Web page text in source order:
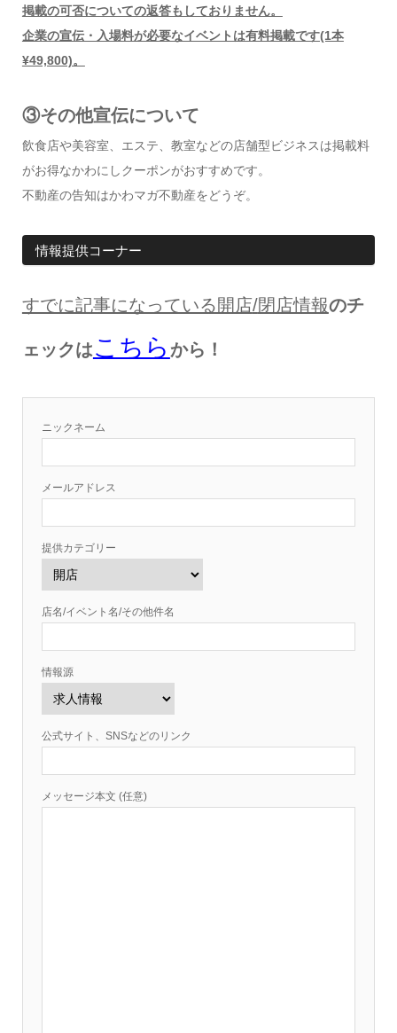
掲載の可否についての返答もしておりません。
企業の宣伝・入場料が必要なイベントは有料掲載です(1本
¥49,800)。
③その他宣伝について
飲食店や美容室、エステ、教室などの店舗型ビジネスは掲載料
がお得なかわにしクーポンがおすすめです。
不動産の告知はかわマガ不動産をどうぞ。
情報提供コーナー
すでに記事になっている開店/閉店情報のチ
ェックはこちら から！
ニックネーム
メールアドレス
提供カテゴリー
店名/イベント名/その他件名
情報源
公式サイト、SNSなどのリンク
メッセージ本文 (任意)